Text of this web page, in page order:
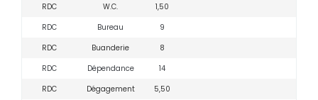
RDC
W.C.
1,50
RDC
Bureau
9
RDC
Buanderie
8
RDC
Dépendance
14
RDC
Dégagement
5,50